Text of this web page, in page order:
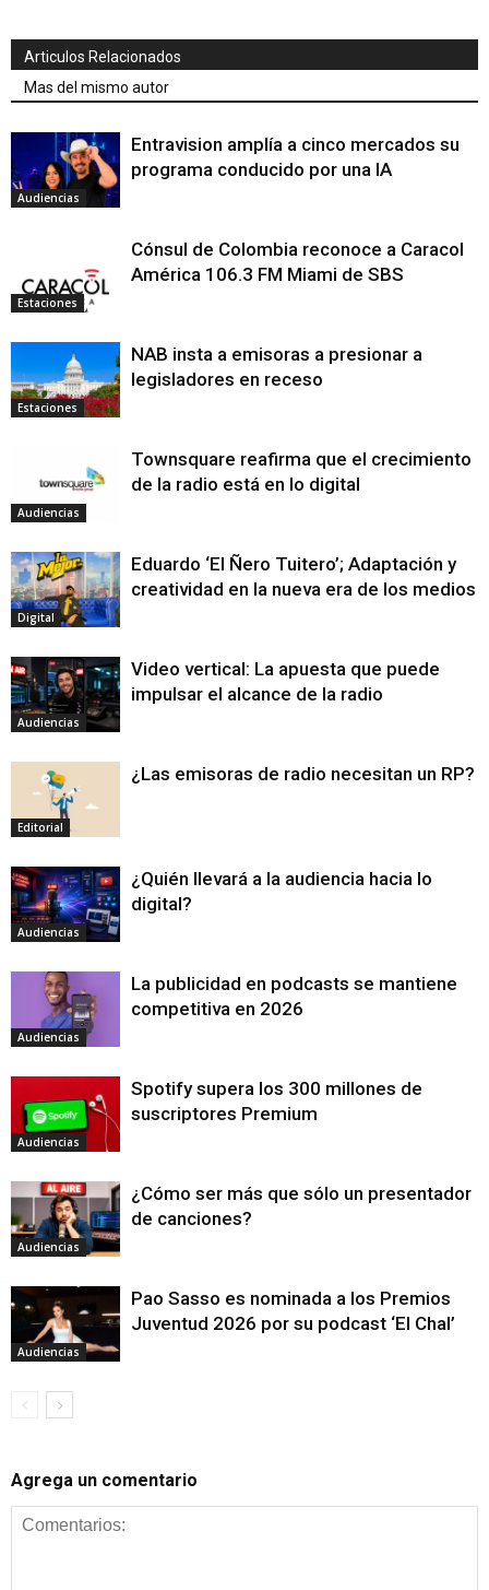
Articulos Relacionados
Mas del mismo autor
Audiencias
Entravision amplía a cinco mercados su
programa conducido por una IA
Estaciones
Cónsul de Colombia reconoce a Caracol
América 106.3 FM Miami de SBS
Estaciones
NAB insta a emisoras a presionar a
legisladores en receso
Audiencias
Townsquare reafirma que el crecimiento
de la radio está en lo digital
Digital
Eduardo ‘El Ñero Tuitero’; Adaptación y
creatividad en la nueva era de los medios
Audiencias
Video vertical: La apuesta que puede
impulsar el alcance de la radio
Editorial
¿Las emisoras de radio necesitan un RP?
Audiencias
¿Quién llevará a la audiencia hacia lo
digital?
Audiencias
La publicidad en podcasts se mantiene
competitiva en 2026
Audiencias
Spotify supera los 300 millones de
suscriptores Premium
Audiencias
¿Cómo ser más que sólo un presentador
de canciones?
Audiencias
Pao Sasso es nominada a los Premios
Juventud 2026 por su podcast ‘El Chal’
Agrega un comentario